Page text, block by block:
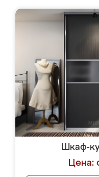
Шкаф-
Цена: